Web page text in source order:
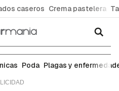
caseros Crema pastelera
Poda Plagas y